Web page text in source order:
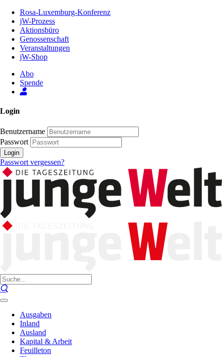
Inhalt
Seite
Rosa-Luxemburg-Konferenz
jW-Prozess
Aktionsbüro
Genossenschaft
Veranstaltungen
jW-Shop
Abo
Spende
Login
Benutzername
Passwort
Login
Passwort vergessen?
Ausgaben
Inland
Ausland
Kapital & Arbeit
Feuilleton